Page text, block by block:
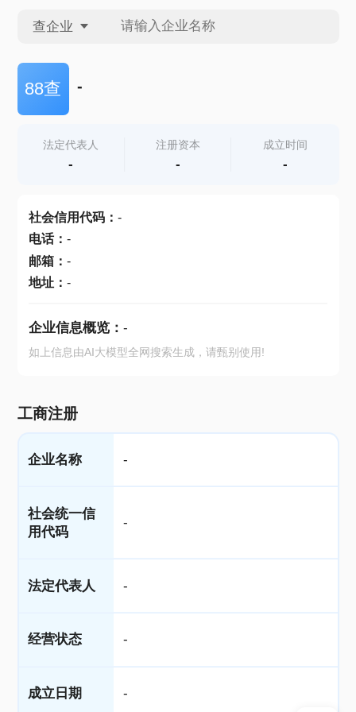
查企业
查企业
查产地
88查 -
法定代表人
-
注册资本
-
成立时间
-
社会信用代码： -
电话： -
邮箱： -
地址： -
企业信息概览： -
如上信息由AI大模型全网搜索生成，请甄别使用!
工商注册
企业名称 -
社会统一信
用代码
-
法定代表人 -
经营状态 -
成立日期 -